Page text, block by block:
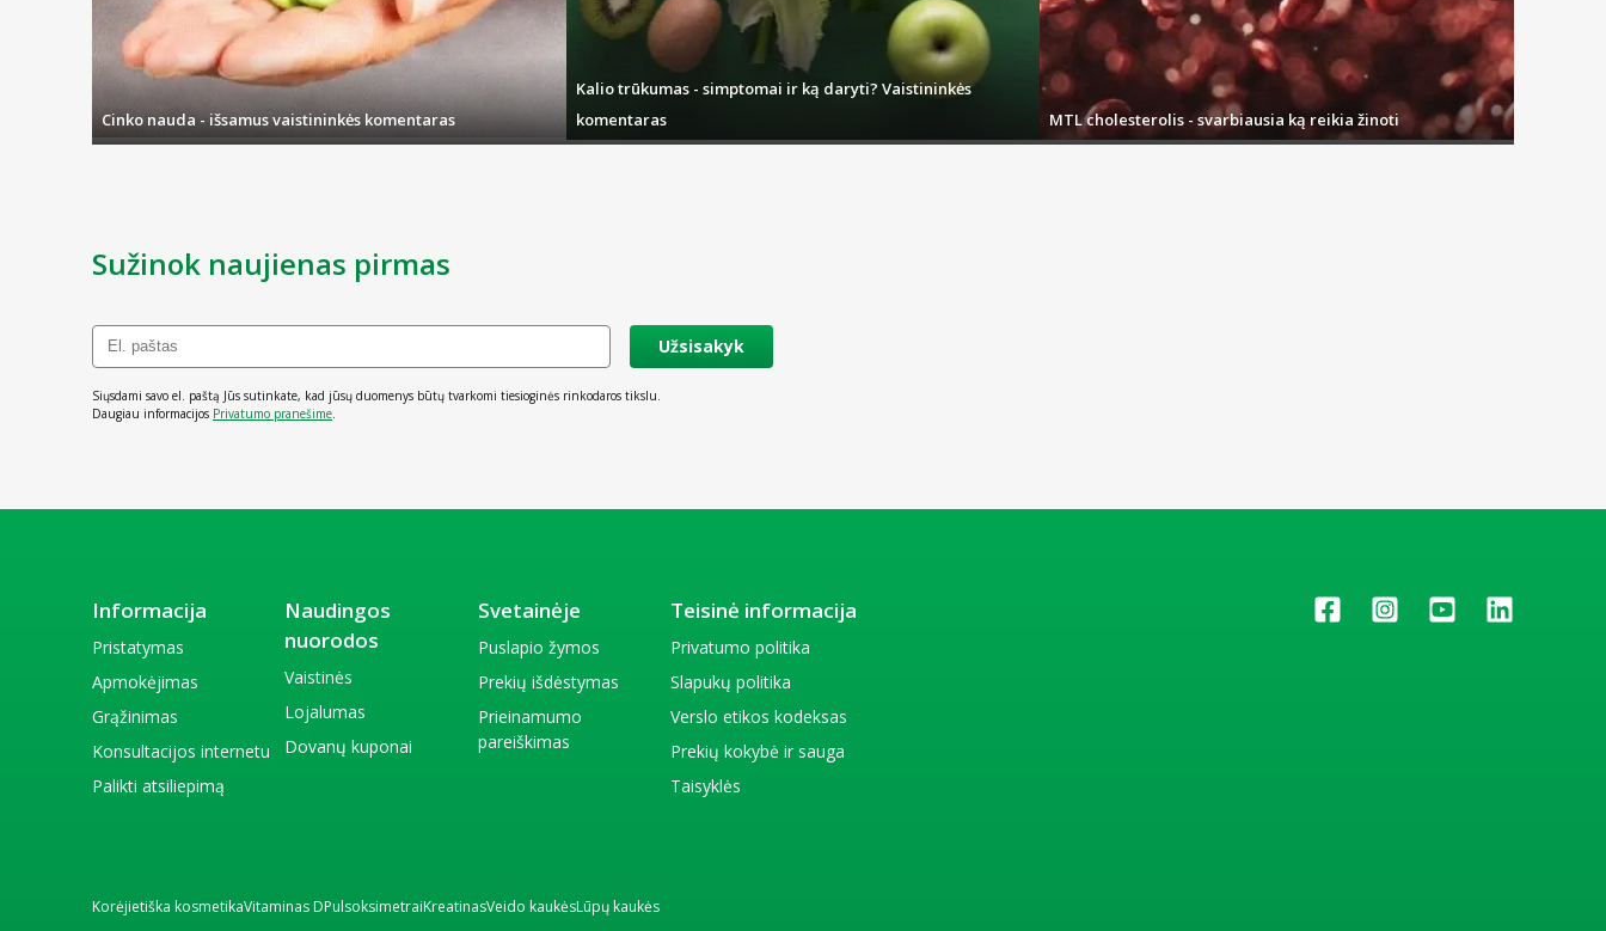
Cinko nauda - išsamus vaistininkės komentaras
Kalio trūkumas - simptomai ir ką daryti? Vaistininkės
komentaras
MTL cholesterolis - svarbiausia ką reikia žinoti
Sužinok naujienas pirmas
Užsisakyk
Siųsdami savo el. paštą Jūs sutinkate, kad jūsų duomenys būtų tvarkomi tiesioginės rinkodaros tikslu.
Daugiau informacijos Privatumo pranešime
Informacija
Pristatymas
Apmokėjimas
Grąžinimas
Konsultacijos internetu
Palikti atsiliepimą
Naudingos
nuorodos
Vaistinės
Lojalumas
Dovanų kuponai
Svetainėje
Puslapio žymos
Prekių išdėstymas
Prieinamumo
pareiškimas
Teisinė informacija
Privatumo politika
Slapukų politika
Verslo etikos kodeksas
Prekių kokybė ir sauga
Taisyklės
Korėjietiška kosmetikaVitaminas DPulsoksimetraiKreatinasVeido kaukėsLūpų kaukės